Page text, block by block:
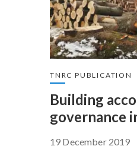
TNRC PUBLICATION
Building
governance
19 December 2019